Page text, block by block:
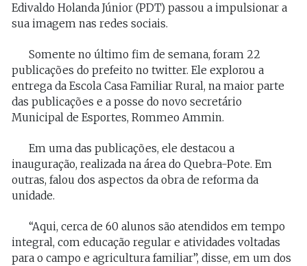
Edivaldo Holanda Júnior (PDT) passou a impulsionar a
sua imagem nas redes sociais.
Somente no último fim de semana, foram 22
publicações do prefeito no twitter. Ele explorou a
entrega da Escola Casa Familiar Rural, na maior parte
das publicações e a posse do novo secretário
Municipal de Esportes, Rommeo Ammin.
Em uma das publicações, ele destacou a
inauguração, realizada na área do Quebra-Pote. Em
outras, falou dos aspectos da obra de reforma da
unidade.
“Aqui, cerca de 60 alunos são atendidos em tempo
integral, com educação regular e atividades voltadas
para o campo e agricultura familiar”, disse, em um dos